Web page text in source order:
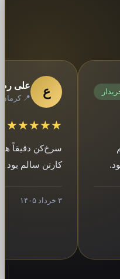
علی رضایی
📍 کرمان
★★★★★
سرخ‌کن دقیقاً همون
کارتن سالم بود و